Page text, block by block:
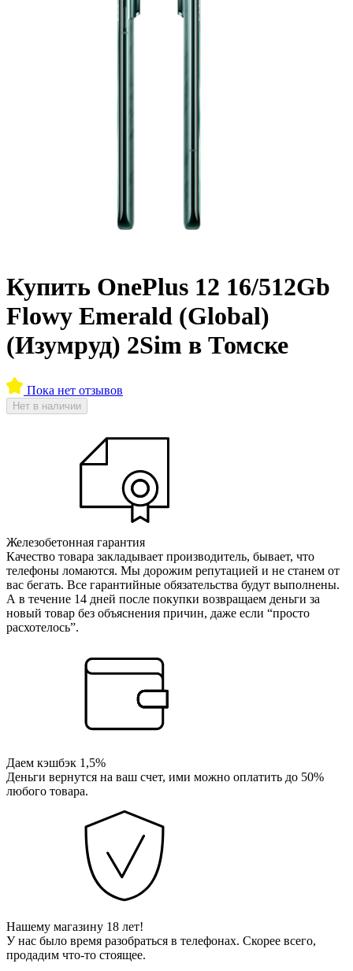
Купить OnePlus 12 16/512Gb
Flowy Emerald (Global)
(Изумруд) 2Sim в Томске
Пока нет отзывов
Нет в наличии
Железобетонная гарантия
Качество товара закладывает производитель, бывает, что
телефоны ломаются. Мы дорожим репутацией и не станем от
вас бегать. Все гарантийные обязательства будут выполнены.
А в течение 14 дней после покупки возвращаем деньги за
новый товар без объяснения причин, даже если “просто
расхотелось”.
Даем кэшбэк 1,5%
Деньги вернутся на ваш счет, ими можно оплатить до 50%
любого товара.
Нашему магазину 18 лет!
У нас было время разобраться в телефонах. Скорее всего,
продадим что-то стоящее.